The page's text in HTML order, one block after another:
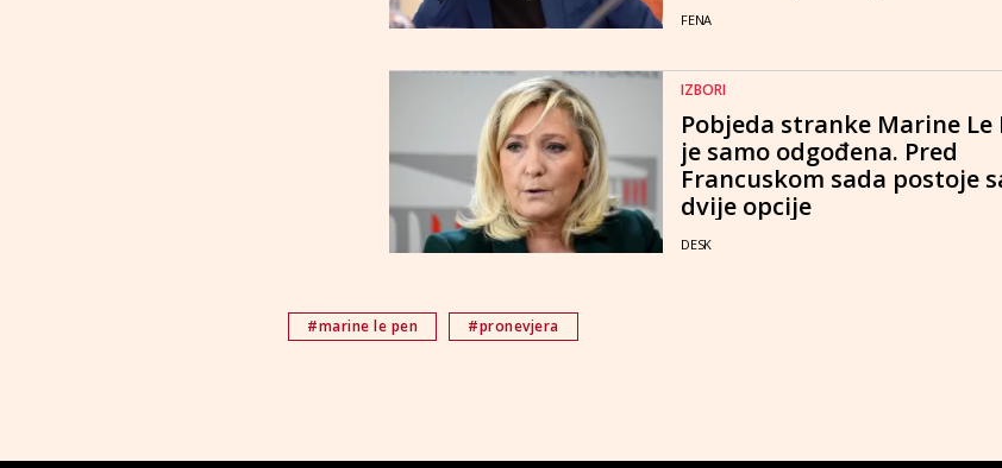
FENA
IZBORI
Pobjeda stranke Marine Le
je samo odgođena. Pred
Francuskom sada postoje
dvije opcije
DESK
#marine le pen #pronevjera